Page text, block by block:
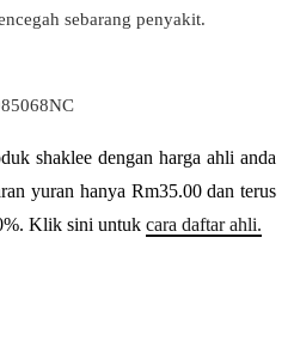
sebarang penyakit.
shaklee dengan harga ahli anda
yuran hanya Rm35.00 dan terus
Klik sini untuk cara daftar ahli.